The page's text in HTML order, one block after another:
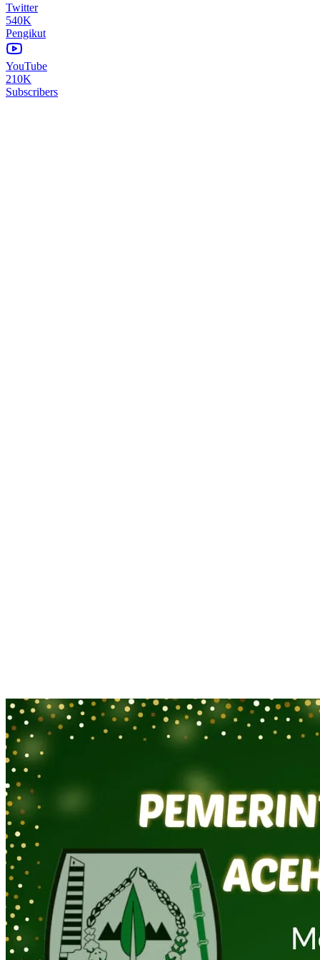
Twitter
540K
Pengikut
YouTube
210K
Subscribers